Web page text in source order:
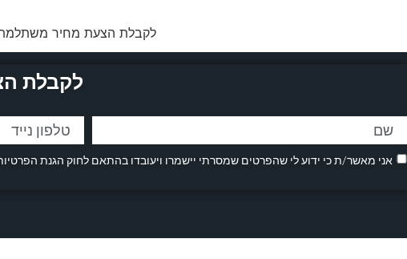
לקבלת הצעת מחיר משתלמת
לקבלת
אני מאשר/ת כי ידוע לי שהפרטים שמסרתי יישמרו ויעובדו בהתאם לחוק הגנת הפרטיות, התשמ"א–1981 (כולל